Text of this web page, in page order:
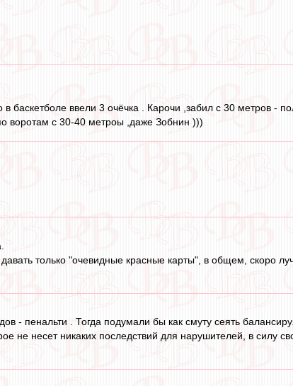
баскетболе ввели 3 очёчка . Карочи ,забил с 30 метров -
воротам с 30-40 метроы ,даже Зобнин )))
только "очевидные красные карты", в общем, скоро
- пенальти . Тогда подумали бы как смуту сеять
не несет никаких последствий для нарушителей, в силу